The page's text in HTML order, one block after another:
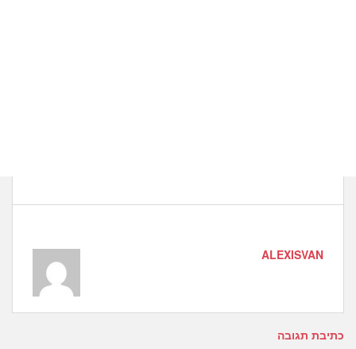
ALEXISVAN
כתיבת תגובה